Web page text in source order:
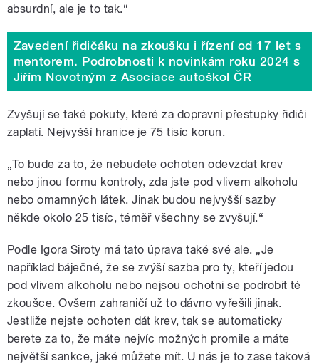
absurdní, ale je to tak.“
Zavedení řidičáku na zkoušku i řízení od 17 let s
mentorem. Podrobnosti k novinkám roku 2024 s
Jiřím Novotným z Asociace autoškol ČR
Zvyšují se také pokuty, které za dopravní přestupky řidiči
zaplatí. Nejvyšší hranice je 75 tisíc korun.
„To bude za to, že nebudete ochoten odevzdat krev
nebo jinou formu kontroly, zda jste pod vlivem alkoholu
nebo omamných látek. Jinak budou nejvyšší sazby
někde okolo 25 tisíc, téměř všechny se zvyšují.“
Podle Igora Siroty má tato úprava také své ale. „Je
například báječné, že se zvýší sazba pro ty, kteří jedou
pod vlivem alkoholu nebo nejsou ochotni se podrobit té
zkoušce. Ovšem zahraničí už to dávno vyřešili jinak.
Jestliže nejste ochoten dát krev, tak se automaticky
berete za to, že máte nejvíc možných promile a máte
největší sankce, jaké můžete mít. U nás je to zase taková